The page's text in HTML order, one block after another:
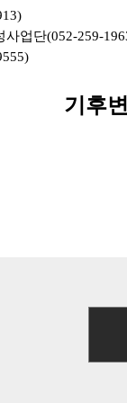
사업단(052-259-
)
기후